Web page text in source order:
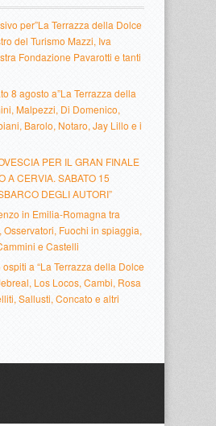
per”La Terrazza della Dolce
del Turismo Mazzi, Iva
Fondazione Pavarotti e tanti
8 agosto a”La Terrazza della
Malpezzi, Di Domenico,
Barolo, Notaro, Jay Lillo e i
PER IL GRAN FINALE
A CERVIA. SABATO 15
DEGLI AUTORI”
in Emilia-Romagna tra
Osservatori, Fuochi in spiaggia,
e Castelli
a “La Terrazza della Dolce
Los Locos, Cambi, Rosa
Sallusti, Concato e altri